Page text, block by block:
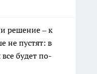
решение – к
не пустят: в
будет по-